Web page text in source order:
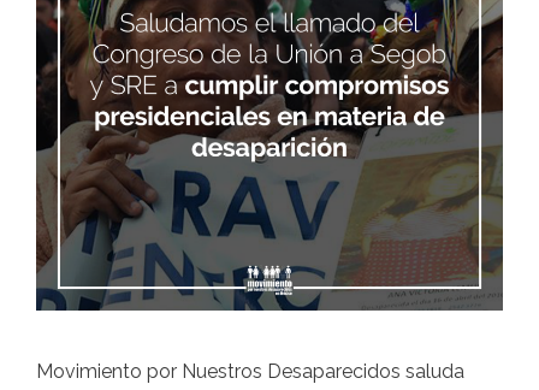
Movimiento por Nuestros Desaparecidos saluda